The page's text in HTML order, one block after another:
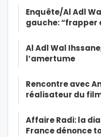
Enquête/Al Adl
gauche: “frapper
Al Adl Wal
l’amertume
Rencontre avec
réalisateur du
Affaire Radi: la
France dénonce